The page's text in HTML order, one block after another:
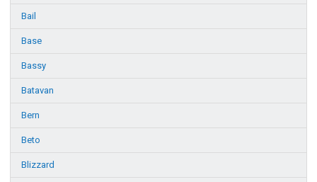
Bail
Base
Bassy
Batavan
Bern
Beto
Blizzard